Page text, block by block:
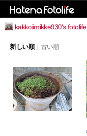
kakkoiimikke930's fotolife
新しい順 古い順